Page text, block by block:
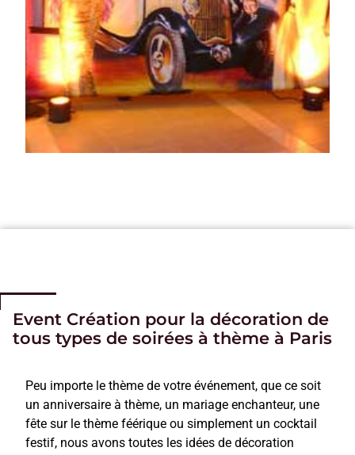
Event Création pour la décoration de
tous types de soirées à thème à Paris
Peu importe le thème de votre événement, que ce soit
un anniversaire à thème, un mariage enchanteur, une
fête sur le thème féérique ou simplement un cocktail
festif, nous avons toutes les idées de décoration